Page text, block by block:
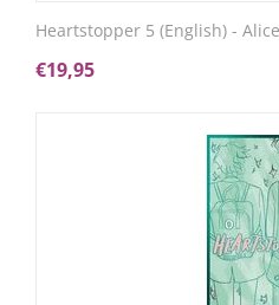
Heartstopper 5 (English) -
€19,95